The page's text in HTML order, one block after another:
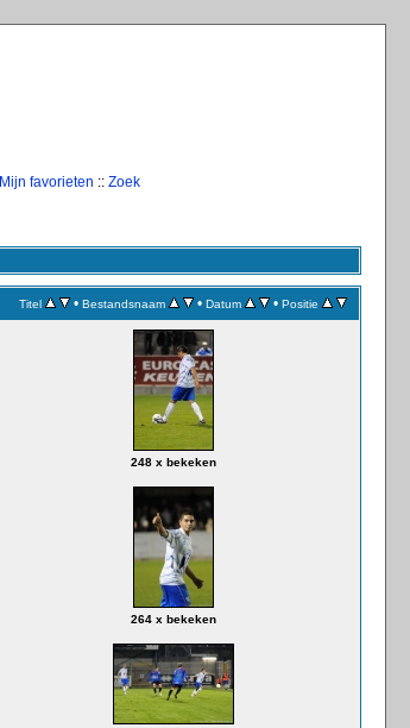
Mijn favorieten :: Zoek
Titel • Bestandsnaam • Datum • Positie
248 x bekeken
264 x bekeken